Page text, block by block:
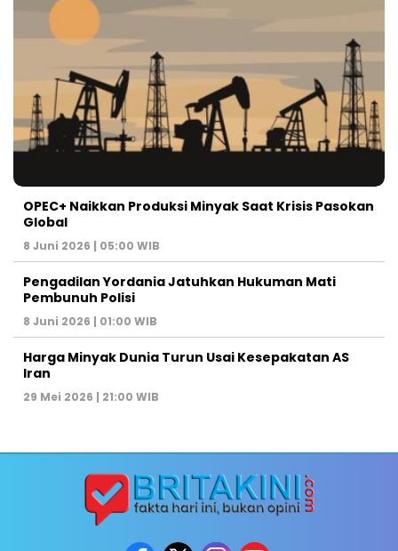
OPEC+ Naikkan Produksi Minyak Saat Krisis Pasokan
Global
8 Juni 2026 | 05:00 WIB
Pengadilan Yordania Jatuhkan Hukuman Mati
Pembunuh Polisi
8 Juni 2026 | 01:00 WIB
Harga Minyak Dunia Turun Usai Kesepakatan AS
Iran
29 Mei 2026 | 21:00 WIB